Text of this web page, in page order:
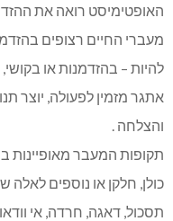
האופטימיסט רואה את
מעברי החיים רצופים
להיות – בהזדמנות או
אתגר מזמין לפעולה, יוצר
והצלחה .
תקופות המעבר מאופיינות
כולן, חלקן או נוספים לאלה
תסכול, דאגה, חרדה, אי